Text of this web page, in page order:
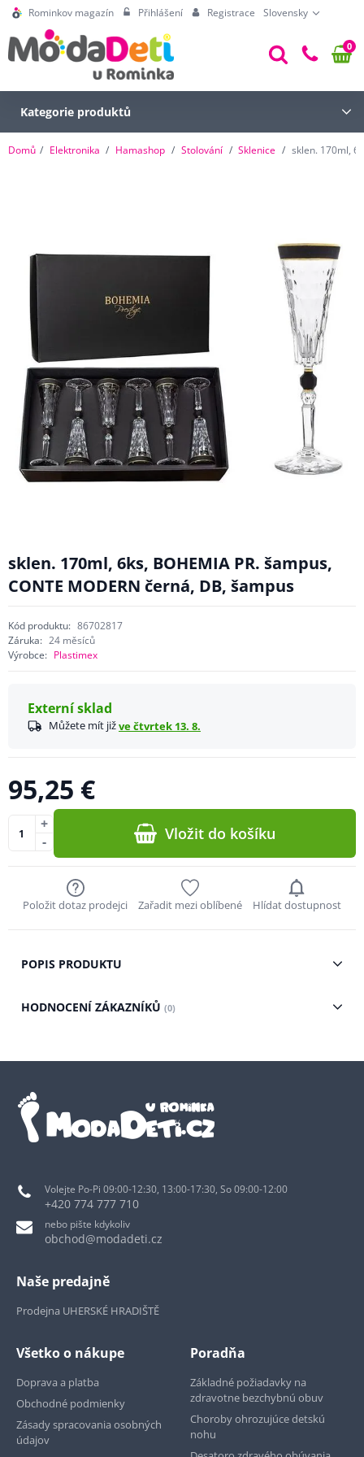
Rominkov magazín Přihlášení Registrace Slovensky
0
Kategorie produktů
Domů Elektronika Hamashop Stolování Sklenice sklen. 170ml,
sklen. 170ml, 6ks, BOHEMIA PR. šampus,
CONTE MODERN černá, DB, šampus
Kód produktu: 86702817
Záruka: 24 měsíců
Výrobce: Plastimex
Externí sklad
Můžete mít jižve čtvrtek 13. 8.
95,25 €
-
+ Vložit do košíku
Položit dotaz prodejci Zařadit mezi oblíbené Hlídat dostupnost
POPIS PRODUKTU
HODNOCENÍ ZÁKAZNÍKŮ (0)
Volejte Po-Pi 09:00-12:30, 13:00-17:30, So 09:00-12:00
+420 774 777 710
nebo pište kdykoliv
obchod@modadeti.cz
Naše predajně
Prodejna UHERSKÉ HRADIŠTĚ
Všetko o nákupe
Doprava a platba
Obchodné podmienky
Zásady spracovania osobných
údajov
Poradňa
Základné požiadavky na
zdravotne bezchybnú obuv
Choroby ohrozujúce detskú
nohu